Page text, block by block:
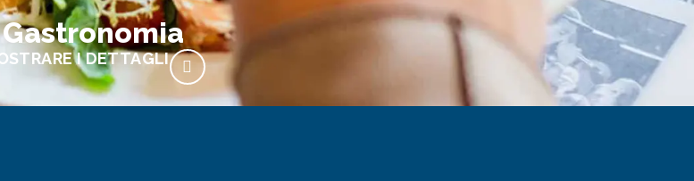
Gastronomia
I DETTAGLI